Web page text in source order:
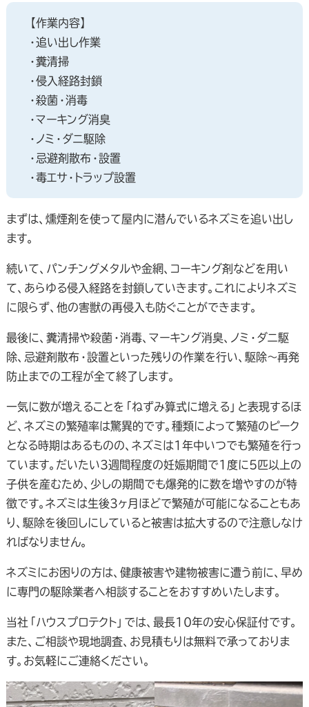
【作業内容】
・追い出し作業
・糞清掃
・侵入経路封鎖
・殺菌・消毒
・マーキング消臭
・ノミ・ダニ駆除
・忌避剤散布・設置
・毒エサ・トラップ設置
まずは、燻煙剤を使って屋内に潜んでいるネズミを追い出し
ます。
続いて、パンチングメタルや金網、コーキング剤などを用い
て、あらゆる侵入経路を封鎖していきます。これによりネズミ
に限らず、他の害獣の再侵入も防ぐことができます。
最後に、糞清掃や殺菌・消毒、マーキング消臭、ノミ・ダニ駆
除、忌避剤散布・設置といった残りの作業を行い、駆除～再発
防止までの工程が全て終了します。
一気に数が増えることを「ねずみ算式に増える」と表現するほ
ど、ネズミの繁殖率は驚異的です。種類によって繁殖のピーク
となる時期はあるものの、ネズミは1年中いつでも繁殖を行っ
ています。だいたい3週間程度の妊娠期間で1度に5匹以上の
子供を産むため、少しの期間でも爆発的に数を増やすのが特
徴です。ネズミは生後3ヶ月ほどで繁殖が可能になることもあ
り、駆除を後回しにしていると被害は拡大するので注意しなけ
ればなりません。
ネズミにお困りの方は、健康被害や建物被害に遭う前に、早め
に専門の駆除業者へ相談することをおすすめいたします。
当社「ハウスプロテクト」では、最長10年の安心保証付です。
また、ご相談や現地調査、お見積もりは無料で承っておりま
す。お気軽にご連絡ください。